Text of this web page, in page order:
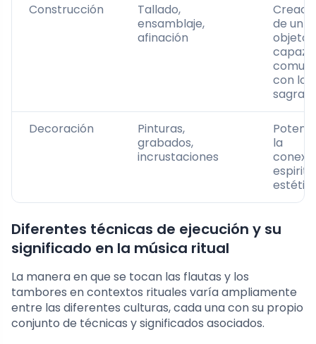
Construcción
Tallado,
ensamblaje,
afinación
de un
objeto
capaz
con lo
Decoración
Pinturas,
grabados,
incrustaciones
la
Diferentes técnicas de ejecución y su
significado en la música ritual
La manera en que se tocan las flautas y los
tambores en contextos rituales varía ampliamente
entre las diferentes culturas, cada una con su propio
conjunto de técnicas y significados asociados.